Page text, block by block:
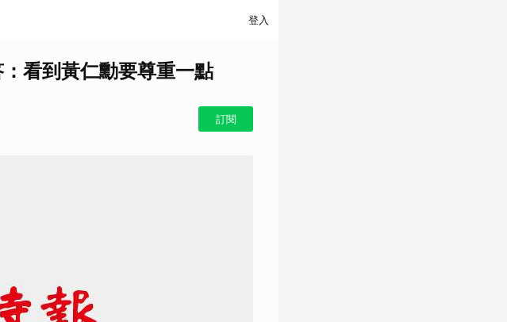
登入
看到黃仁勳要尊重一點
訂閱